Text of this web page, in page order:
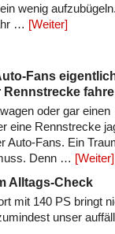
wenig
… [Weiter]
Fans
Rennstrecke
oder gar einen
eine Rennstrecke
Auto-Fans. Ein
Denn … [Weiter]
Alltags-Check
mit 140 PS bringt
unser